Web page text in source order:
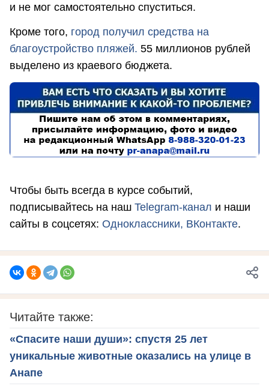
и не мог самостоятельно спуститься.
Кроме того, город получил средства на
благоустройство пляжей. 55 миллионов рублей
выделено из краевого бюджета.
Чтобы быть всегда в курсе событий,
подписывайтесь на наш Telegram-канал и наши
сайты в соцсетях: Одноклассники, ВКонтакте.
Читайте также:
«Спасите наши души»: спустя 25 лет
уникальные животные оказались на улице в
Анапе